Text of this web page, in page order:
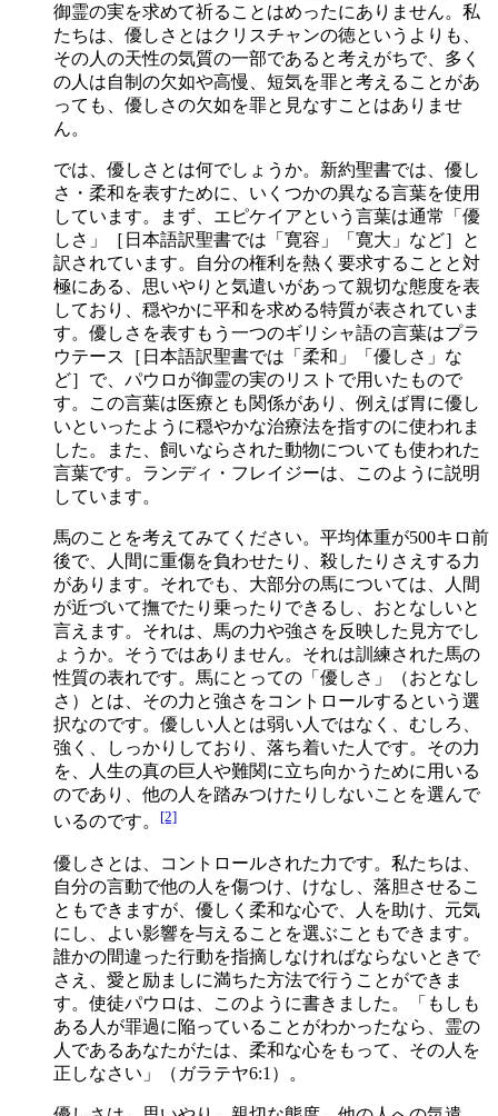
御霊の実を求めて祈ることはめったにありません。私
たちは、優しさとはクリスチャンの徳というよりも、
その人の天性の気質の一部であると考えがちで、多く
の人は自制の欠如や高慢、短気を罪と考えることがあ
っても、優しさの欠如を罪と見なすことはありませ
ん。
では、優しさとは何でしょうか。新約聖書では、優し
さ・柔和を表すために、いくつかの異なる言葉を使用
しています。まず、エピケイアという言葉は通常「優
しさ」［日本語訳聖書では「寛容」「寛大」など］と
訳されています。自分の権利を熱く要求することと対
極にある、思いやりと気遣いがあって親切な態度を表
しており、穏やかに平和を求める特質が表されていま
す。優しさを表すもう一つのギリシャ語の言葉はプラ
ウテース［日本語訳聖書では「柔和」「優しさ」な
ど］で、パウロが御霊の実のリストで用いたもので
す。この言葉は医療とも関係があり、例えば胃に優し
いといったように穏やかな治療法を指すのに使われま
した。また、飼いならされた動物についても使われた
言葉です。ランディ・フレイジーは、このように説明
しています。
馬のことを考えてみてください。平均体重が500キロ前
後で、人間に重傷を負わせたり、殺したりさえする力
があります。それでも、大部分の馬については、人間
が近づいて撫でたり乗ったりできるし、おとなしいと
言えます。それは、馬の力や強さを反映した見方でし
ょうか。そうではありません。それは訓練された馬の
性質の表れです。馬にとっての「優しさ」（おとなし
さ）とは、その力と強さをコントロールするという選
択なのです。優しい人とは弱い人ではなく、むしろ、
強く、しっかりしており、落ち着いた人です。その力
を、人生の真の巨人や難関に立ち向かうために用いる
のであり、他の人を踏みつけたりしないことを選んで
いるのです。
[2]
優しさとは、コントロールされた力です。私たちは、
自分の言動で他の人を傷つけ、けなし、落胆させるこ
ともできますが、優しく柔和な心で、人を助け、元気
にし、よい影響を与えることを選ぶこともできます。
誰かの間違った行動を指摘しなければならないときで
さえ、愛と励ましに満ちた方法で行うことができま
す。使徒パウロは、このように書きました。「もしも
ある人が罪過に陥っていることがわかったなら、霊の
人であるあなたがたは、柔和な心をもって、その人を
正しなさい」（ガラテヤ6:1）。